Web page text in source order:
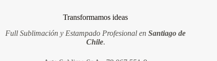
Transformamos ideas
Full Sublimación y Estampado Profesional enSantiago de
Chile.